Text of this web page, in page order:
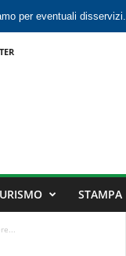
per eventuali disservizi.
STAMPA